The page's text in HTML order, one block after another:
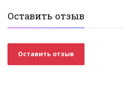
Оставить отзыв
Оставить отзыв